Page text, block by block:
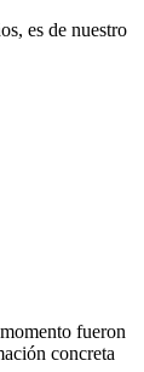
es de nuestro
fueron
concreta